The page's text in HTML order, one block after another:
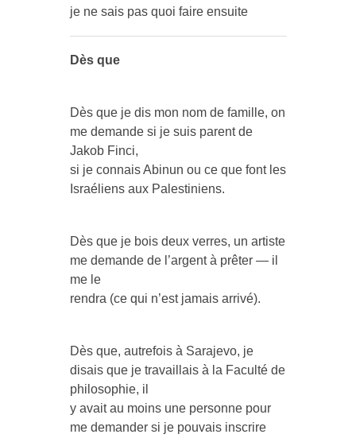
je ne sais pas quoi faire ensuite
Dès que
Dès que je dis mon nom de famille, on
me demande si je suis parent de
Jakob Finci,
si je connais Abinun ou ce que font les
Israéliens aux Palestiniens.
Dès que je bois deux verres, un artiste
me demande de l’argent à prêter — il
me le
rendra (ce qui n’est jamais arrivé).
Dès que, autrefois à Sarajevo, je
disais que je travaillais à la Faculté de
philosophie, il
y avait au moins une personne pour
me demander si je pouvais inscrire